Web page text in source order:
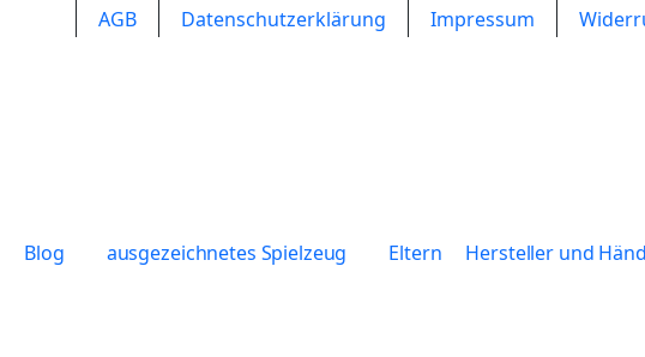
AGB Datenschutzerklärung Impressum
Blog ausgezeichnetes Spielzeug Eltern Hersteller und